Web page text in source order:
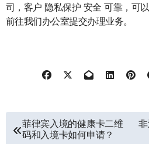
司，客户 隐私保护 安全 可靠，可
前往我们办公室提交办理业务。
菲律宾入境的健康卡二维
码和入境卡如何申请？